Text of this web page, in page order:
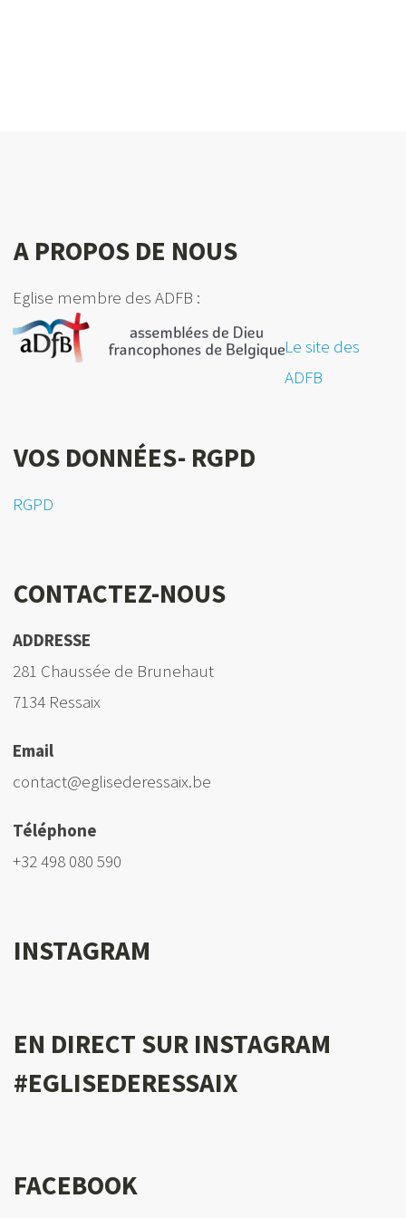
A PROPOS DE NOUS
Eglise membre des ADFB :
Le site des
ADFB
VOS DONNÉES- RGPD
RGPD
CONTACTEZ-NOUS
ADDRESSE
281 Chaussée de Brunehaut
7134 Ressaix
Email
contact@eglisederessaix.be
Téléphone
+32 498 080 590
INSTAGRAM
EN DIRECT SUR INSTAGRAM
#EGLISEDERESSAIX
FACEBOOK